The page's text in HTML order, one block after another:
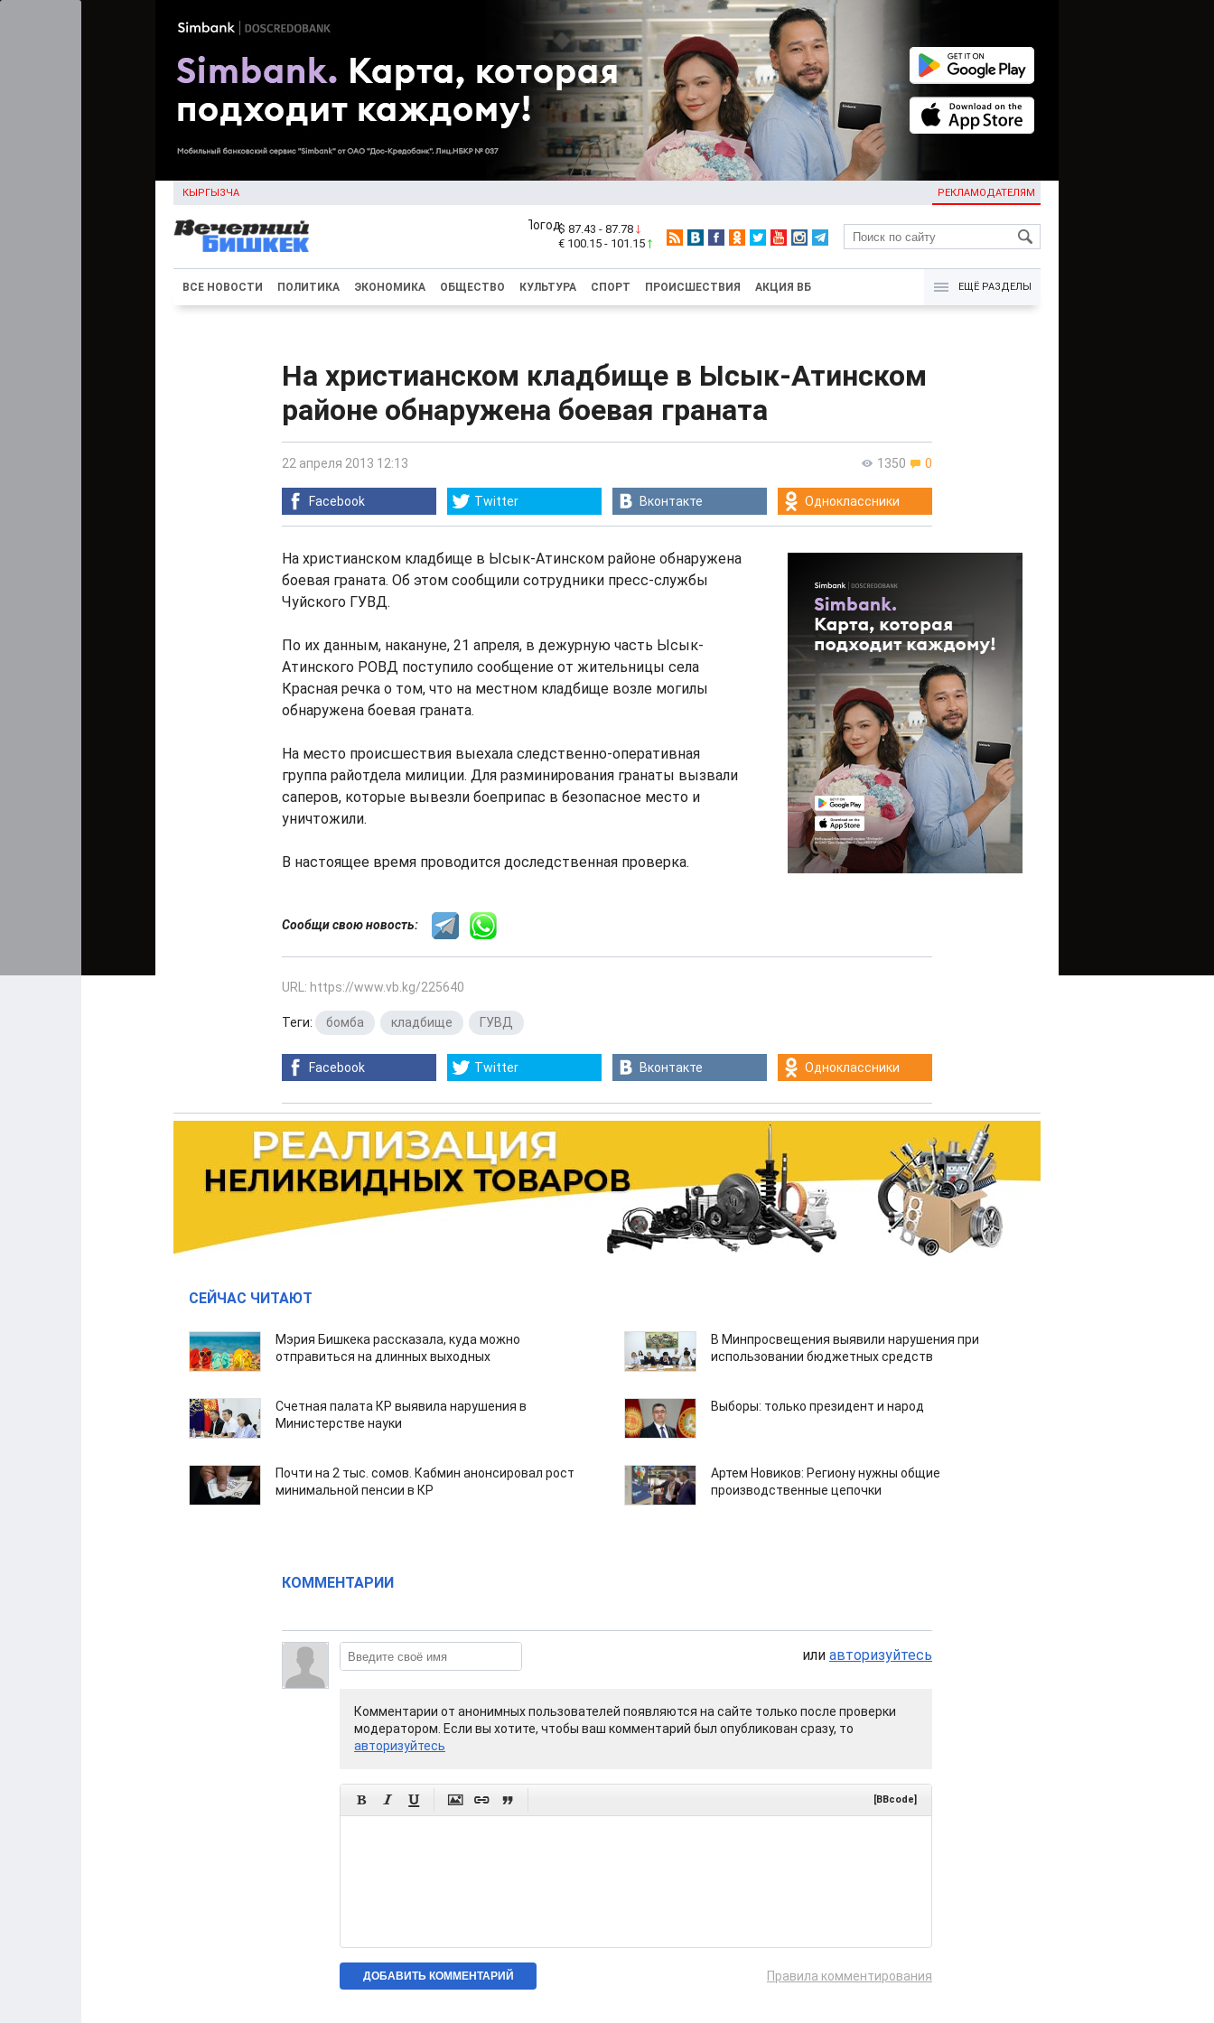
КЫРГЫЗЧА РЕКЛАМОДАТЕЛЯМ
KG
$ 87.43 - 87.78
€ 100.15 - 101.15
ВСЕ НОВОСТИ ПОЛИТИКА ЭКОНОМИКА ОБЩЕСТВО КУЛЬТУРА СПОРТ ПРОИСШЕСТВИЯ АКЦИЯ ВБ ЕЩЁ РАЗДЕЛЫ
На христианском кладбище в Ысык-Атинском
районе обнаружена боевая граната
1350 0
22 апреля 2013 12:13
Facebook Twitter Вконтакте Одноклассники
На христианском кладбище в Ысык-Атинском районе обнаружена
боевая граната. Об этом сообщили сотрудники пресс-службы
Чуйского ГУВД.
По их данным, накануне, 21 апреля, в дежурную часть Ысык-
Атинского РОВД поступило сообщение от жительницы села
Красная речка о том, что на местном кладбище возле могилы
обнаружена боевая граната.
На место происшествия выехала следственно-оперативная
группа райотдела милиции. Для разминирования гранаты вызвали
саперов, которые вывезли боеприпас в безопасное место и
уничтожили.
В настоящее время проводится доследственная проверка.
Сообщи свою новость:
URL: https://www.vb.kg/225640
Теги: бомба кладбище ГУВД
Facebook Twitter Вконтакте Одноклассники
СЕЙЧАС ЧИТАЮТ
Мэрия Бишкека рассказала, куда можно
отправиться на длинных выходных
В Минпросвещения выявили нарушения при
использовании бюджетных средств
Счетная палата КР выявила нарушения в
Министерстве науки
Выборы: только президент и народ
Почти на 2 тыс. сомов. Кабмин анонсировал рост
минимальной пенсии в КР
Артем Новиков: Региону нужны общие
производственные цепочки
КОММЕНТАРИИ
или авторизуйтесь
Комментарии от анонимных пользователей появляются на сайте только после проверки
модератором. Если вы хотите, чтобы ваш комментарий был опубликован сразу, то
авторизуйтесь
      [BBcode]
Правила комментирования